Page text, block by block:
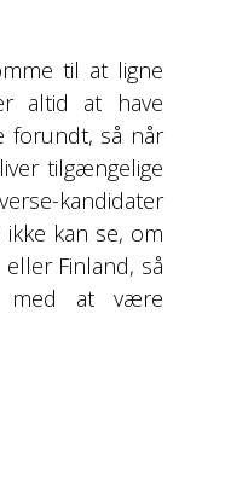
til at ligne
altid at have
forundt, så når
tilgængelige
kandidater
kan se, om
Finland, så
med at være